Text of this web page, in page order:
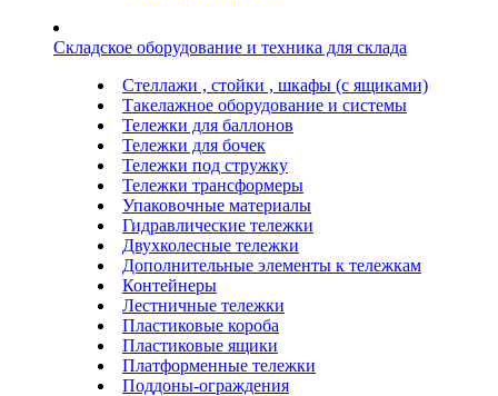
Складское оборудование и техника для склада
Стеллажи , стойки , шкафы (с ящиками)
Такелажное оборудование и системы
Тележки для баллонов
Тележки для бочек
Тележки под стружку
Тележки трансформеры
Упаковочные материалы
Гидравлические тележки
Двухколесные тележки
Дополнительные элементы к тележкам
Контейнеры
Лестничные тележки
Пластиковые короба
Пластиковые ящики
Платформенные тележки
Поддоны-ограждения